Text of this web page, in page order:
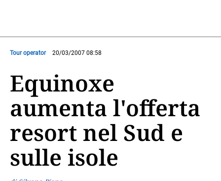
Tour operator 20/03/2007 08:58
Equinoxe
aumenta l'offerta
resort nel Sud e
sulle isole